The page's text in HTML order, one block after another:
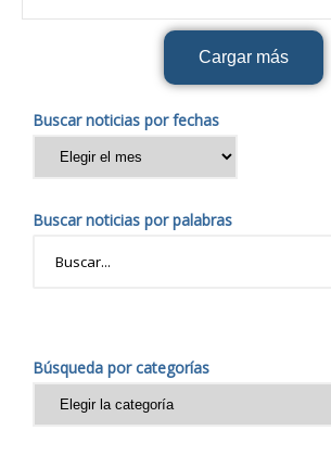
Cargar más
Buscar noticias por fechas
Buscar noticias por palabras
Búsqueda por categorías